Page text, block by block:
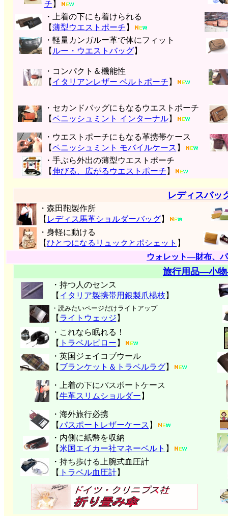
チ 】
・上着の下にも着けられる
【薄型ウエストポーチ 】
・軽量カンガルー革で体にフィット
【 ルー・ウエストバッグ】
・コンパクト＆機能性
【 イタリアンレザー ベルトポーチ 】
・セカンドバッグにもなるウエストポーチ
【ペニッシュミント インターナル】
・ウエストポーチにもなる革携帯ケース
【ペニッシュミント モバイルケース 】
・手ぶら外出の薄型ウエストポーチ
【伸びる、広がるウエストポーチ 】
レディスバッ
・森田鞄製作所
【 レディス馬革ショルダーバッグ】
・身軽に動ける
【ひとつになるリュックとポシェット 】
ウォレット―財布、
旅行用品―小
・持つ人のセンス
【 イタリア製携帯用銀製爪楊枝 】
・読みたいページだけライトアップ
【 ライトウェッジ 】
・これなら眠れる！
【 トラベルピロー 】
・英国ジェイコブウール
【 ブランケット＆トラベルラグ】
・上着の下にパスポートケース
【牛革スリムショルダー 】
・海外旅行必携
【パスポートレザーケース 】
・内側に紙幣を収納
【米国エイカー社マネーベルト 】
・持ち歩ける上腕式血圧計
【 トラベル血圧計】